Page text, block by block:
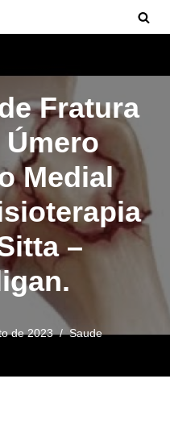
Fratura
Medial
–
de 2023 Saude